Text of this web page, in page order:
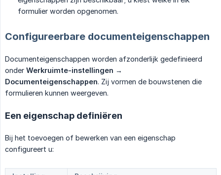
formulier worden opgenomen.
Configureerbare documenteigenschappen
Documenteigenschappen worden afzonderlijk gedefinieerd
onder Werkruimte-instellingen →
Documenteigenschappen. Zij vormen de bouwstenen die
formulieren kunnen weergeven.
Een eigenschap definiëren
Bij het toevoegen of bewerken van een eigenschap
configureert u: